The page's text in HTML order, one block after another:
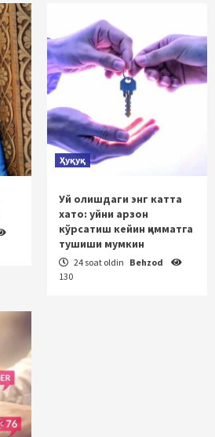
Ҳуқуқ
Уй олишдаги энг катта
хато: уйни арзон
кўрсатиш кейин қимматга
тушиши мумкин
24 soat oldin Behzod
130